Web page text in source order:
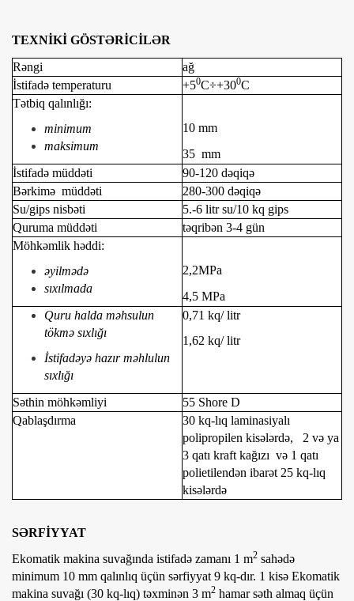
TEXNİKİ GÖSTƏRİCİLƏR
Rəngi
ağ
İstifadə temperaturu
+50C÷+300C
Tətbiq qalınlığı:
minimum
maksimum
10 mm
35 mm
İstifadə müddəti
90-120 dəqiqə
Bərkimə müddəti
280-300 dəqiqə
Su/gips nisbəti
5.-6 litr su/10 kq gips
Quruma müddəti
təqribən 3-4 gün
Möhkəmlik həddi:
əyilmədə
sıxılmada
2,2MPa
4,5 MPa
Quru halda məhsulun
tökmə sıxlığı
İstifadəyə hazır məhlulun
sıxlığı
0,71 kq/ litr
1,62 kq/ litr
Səthin möhkəmliyi
55 Shore D
Qablaşdırma
30 kq-lıq laminasiyalı
polipropilen kisələrdə, 2 və ya
3 qatı kraft kağızı və 1 qatı
polietilendən ibarət 25 kq-lıq
kisələrdə
SƏRFİYYAT
Ekomatik makina suvağında istifadə zamanı 1 m2 sahədə
minimum 10 mm qalınlıq üçün sərfiyyat 9 kq-dır. 1 kisə Ekomatik
makina suvağı (30 kq-lıq) təxminən 3 m2 hamar səth almaq üçün